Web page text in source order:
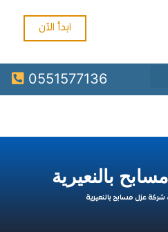
0551577136
بالنعيرية